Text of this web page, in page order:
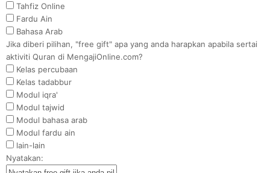
Tahfiz Online
Fardu Ain
Bahasa Arab
Jika diberi pilihan, "free gift" apa yang anda harapkan apabila sertai
aktiviti Quran di MengajiOnline.com?
Kelas percubaan
Kelas tadabbur
Modul iqra'
Modul tajwid
Modul bahasa arab
Modul fardu ain
lain-lain
Nyatakan: